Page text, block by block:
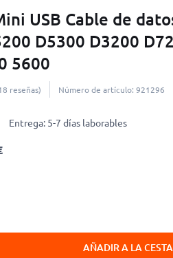
USB Cable de
D5300 D3200
5600
reseñas) Número de artículo: 921296
Entrega: 5-7 días laborables
AÑADIR A LA CESTA